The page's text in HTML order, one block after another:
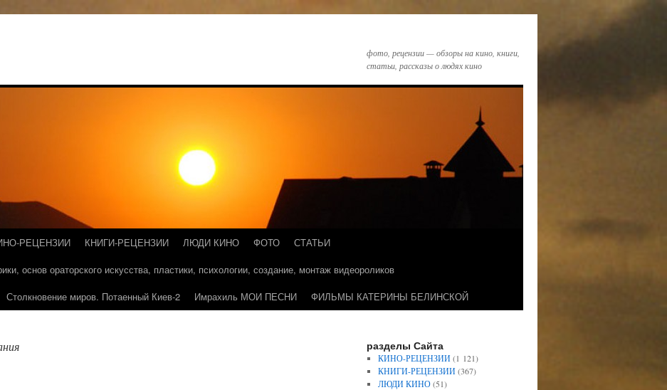
фото, рецензии — обзоры на кино, книги,
статьи, рассказы о людях кино
РЕЦЕНЗИИ КНИГИ-РЕЦЕНЗИИ ЛЮДИ КИНО ФОТО
СТАТЬИ
основ ораторского искусства, пластики, психологии, создание, монтаж видеороликов
Столкновение миров. Потаенный Киев-2 Имрахиль МОИ ПЕСНИ ФИЛЬМЫ КАТЕРИНЫ БЕЛИНСКОЙ
разделы Сайта
КИНО-РЕЦЕНЗИИ(1 121)
КНИГИ-РЕЦЕНЗИИ(367)
ЛЮДИ КИНО(51)